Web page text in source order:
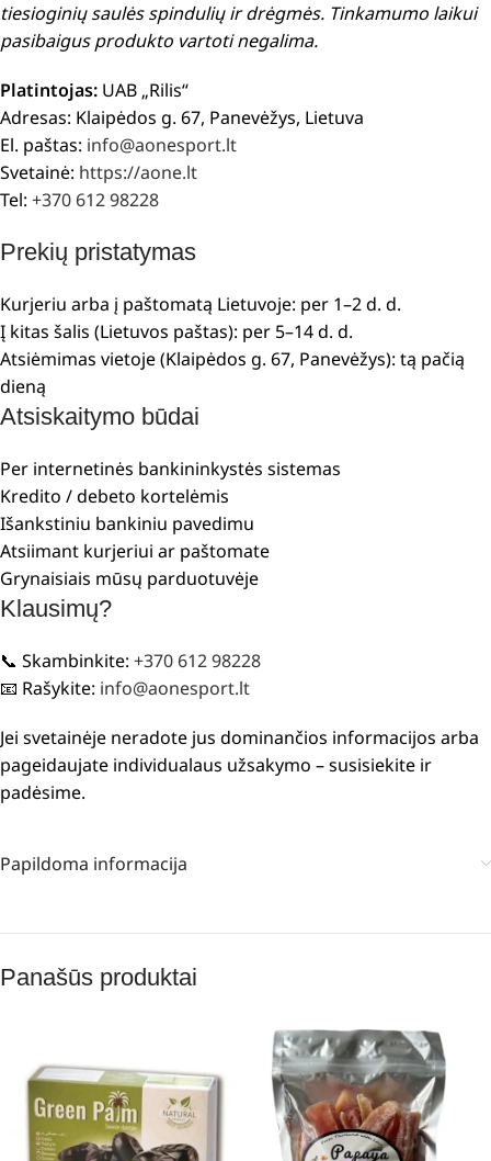
tiesioginių saulės spindulių ir drėgmės. Tinkamumo laikui
pasibaigus produkto vartoti negalima.
Platintojas: UAB „Rilis“
Adresas: Klaipėdos g. 67, Panevėžys, Lietuva
El. paštas: info@aonesport.lt
Svetainė: https://aone.lt
Tel: +370 612 98228
Prekių pristatymas
Kurjeriu arba į paštomatą Lietuvoje: per 1–2 d. d.
Į kitas šalis (Lietuvos paštas): per 5–14 d. d.
Atsiėmimas vietoje (Klaipėdos g. 67, Panevėžys): tą pačią
dieną
Atsiskaitymo būdai
Per internetinės bankininkystės sistemas
Kredito / debeto kortelėmis
Išankstiniu bankiniu pavedimu
Atsiimant kurjeriui ar paštomate
Grynaisiais mūsų parduotuvėje
Klausimų?
📞 Skambinkite: +370 612 98228
📧 Rašykite: info@aonesport.lt
Jei svetainėje neradote jus dominančios informacijos arba
pageidaujate individualaus užsakymo – susisiekite ir
padėsime.
Papildoma informacija
Panašūs produktai